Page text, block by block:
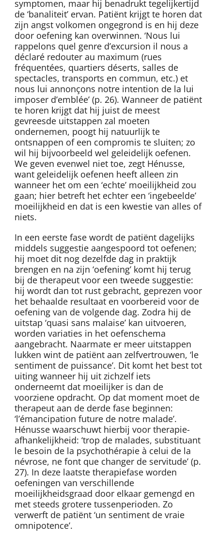
symptomen, maar hij benadrukt tegelijkertijd
de ‘banaliteit’ ervan. Patiënt krijgt te horen dat
zijn angst volkomen ongegrond is en hij deze
door oefening kan overwinnen. ‘Nous lui
rappelons quel genre d’excursion il nous a
déclaré redouter au maximum (rues
fréquentées, quartiers déserts, salles de
spectacles, transports en commun, etc.) et
nous lui annonçons notre intention de la lui
imposer d’emblée’ (p. 26). Wanneer de patiënt
te horen krijgt dat hij juist de meest
gevreesde uitstappen zal moeten
ondernemen, poogt hij natuurlijk te
ontsnappen of een compromis te sluiten; zo
wil hij bijvoorbeeld wel geleidelijk oefenen.
We geven evenwel niet toe, zegt Hénusse,
want geleidelijk oefenen heeft alleen zin
wanneer het om een ‘echte’ moeilijkheid zou
gaan; hier betreft het echter een ‘ingebeelde’
moeilijkheid en dat is een kwestie van alles of
niets.
In een eerste fase wordt de patiënt dagelijks
middels suggestie aangespoord tot oefenen;
hij moet dit nog dezelfde dag in praktijk
brengen en na zijn ‘oefening’ komt hij terug
bij de therapeut voor een tweede suggestie:
hij wordt dan tot rust gebracht, geprezen voor
het behaalde resultaat en voorbereid voor de
oefening van de volgende dag. Zodra hij de
uitstap ‘quasi sans malaise’ kan uitvoeren,
worden variaties in het oefenschema
aangebracht. Naarmate er meer uitstappen
lukken wint de patiënt aan zelfvertrouwen, ‘le
sentiment de puissance’. Dit komt het best tot
uiting wanneer hij uit zichzelf iets
onderneemt dat moeilijker is dan de
voorziene opdracht. Op dat moment moet de
therapeut aan de derde fase beginnen:
‘l’émancipation future de notre malade’.
Hénusse waarschuwt hierbij voor therapie-
afhankelijkheid: ‘trop de malades, substituant
le besoin de la psychothérapie à celui de la
névrose, ne font que changer de servitude’ (p.
27). In deze laatste therapiefase worden
oefeningen van verschillende
moeilijkheidsgraad door elkaar gemengd en
met steeds grotere tussenperioden. Zo
verwerft de patiënt ‘un sentiment de vraie
omnipotence’.